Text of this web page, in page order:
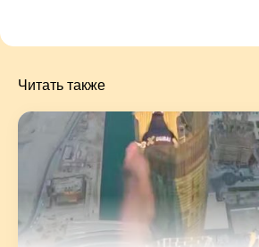
Читать также